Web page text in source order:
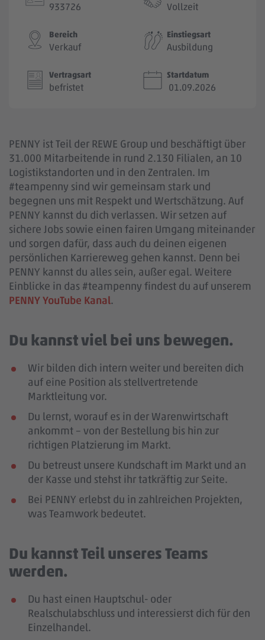
933726 Vollzeit
Bereich
Verkauf
Einstiegsart
Ausbildung
Vertragsart
befristet
Startdatum
01.09.2026
PENNY ist Teil der REWE Group und beschäftigt über
31.000 Mitarbeitende in rund 2.130 Filialen, an 10
Logistikstandorten und in den Zentralen. Im
#teampenny sind wir gemeinsam stark und
begegnen uns mit Respekt und Wertschätzung. Auf
PENNY kannst du dich verlassen. Wir setzen auf
sichere Jobs sowie einen fairen Umgang miteinander
und sorgen dafür, dass auch du deinen eigenen
persönlichen Karriereweg gehen kannst. Denn bei
PENNY kannst du alles sein, außer egal. Weitere
Einblicke in das #teampenny findest du auf unserem
PENNY YouTube Kanal.
Du kannst viel bei uns bewegen.
Wir bilden dich intern weiter und bereiten dich
auf eine Position als stellvertretende
Marktleitung vor.
Du lernst, worauf es in der Warenwirtschaft
ankommt – von der Bestellung bis hin zur
richtigen Platzierung im Markt.
Du betreust unsere Kundschaft im Markt und an
der Kasse und stehst ihr tatkräftig zur Seite.
Bei PENNY erlebst du in zahlreichen Projekten,
was Teamwork bedeutet.
Du kannst Teil unseres Teams
werden.
Du hast einen Hauptschul- oder
Realschulabschluss und interessierst dich für den
Einzelhandel.